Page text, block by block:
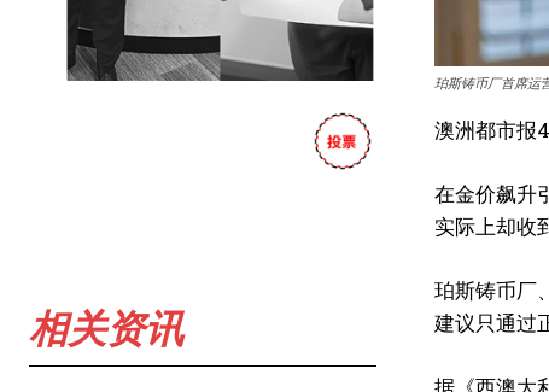
相关资讯
珀斯铸币厂首席运
澳洲都市报
在金价飙升
实际上却收
珀斯铸币厂
建议只通过